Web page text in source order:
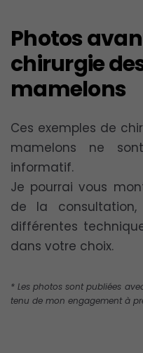
Photos
chirurgie
mamelons
Ces exemples de
mamelons ne
informatif.
Je pourrai vous
de la
différentes
dans votre choix.
* Les photos sont publiées
tenu de mon engagement à